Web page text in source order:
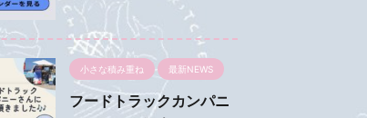
小さな積み重ね 最新NEWS
フードトラックカンパニ